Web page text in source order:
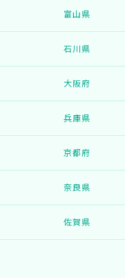
富山県
石川県
大阪府
兵庫県
京都府
奈良県
佐賀県